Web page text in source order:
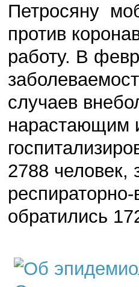
Петросяну
против
работу. В
случаев
нарастающим
2788
обратились